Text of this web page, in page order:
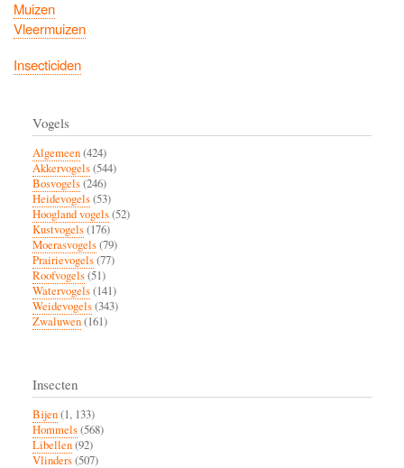
Muizen
Vleermuizen
Insecticiden
Vogels
Algemeen(424)
Akkervogels(544)
Bosvogels(246)
Heidevogels(53)
Hoogland vogels(52)
Kustvogels(176)
Moerasvogels(79)
Prairievogels(77)
Roofvogels(51)
Watervogels(141)
Weidevogels(343)
Zwaluwen(161)
Insecten
Bijen(1, 133)
Hommels(568)
Libellen(92)
Vlinders(507)